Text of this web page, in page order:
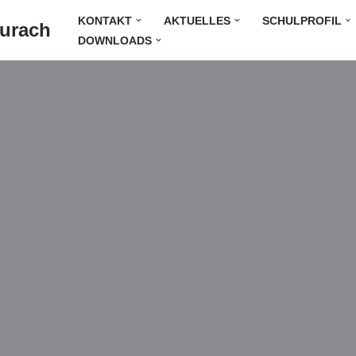
KONTAKT AKTUELLES
SCHULPROFIL
DOWNLOADS